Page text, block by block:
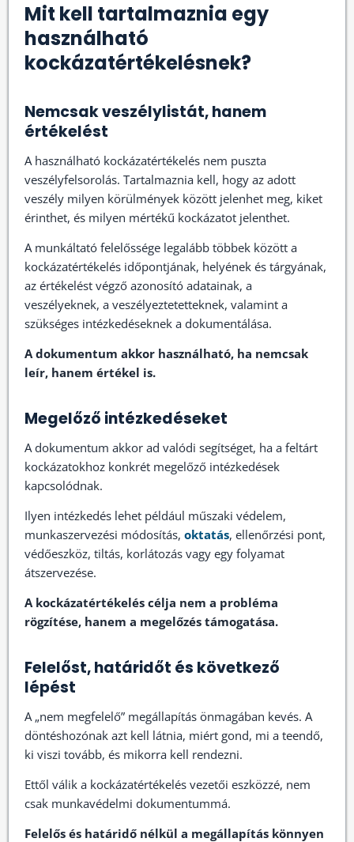
Mit kell tartalmaznia egy
használható
kockázatértékelésnek?
Nemcsak veszélylistát, hanem
értékelést
A használható kockázatértékelés nem puszta
veszélyfelsorolás. Tartalmaznia kell, hogy az adott
veszély milyen körülmények között jelenhet meg, kiket
érinthet, és milyen mértékű kockázatot jelenthet.
A munkáltató felelőssége legalább többek között a
kockázatértékelés időpontjának, helyének és tárgyának,
az értékelést végző azonosító adatainak, a
veszélyeknek, a veszélyeztetetteknek, valamint a
szükséges intézkedéseknek a dokumentálása.
A dokumentum akkor használható, ha nemcsak
leír, hanem értékel is.
Megelőző intézkedéseket
A dokumentum akkor ad valódi segítséget, ha a feltárt
kockázatokhoz konkrét megelőző intézkedések
kapcsolódnak.
Ilyen intézkedés lehet például műszaki védelem,
munkaszervezési módosítás, oktatás, ellenőrzési pont,
védőeszköz, tiltás, korlátozás vagy egy folyamat
átszervezése.
A kockázatértékelés célja nem a probléma
rögzítése, hanem a megelőzés támogatása.
Felelőst, határidőt és következő
lépést
A „nem megfelelő” megállapítás önmagában kevés. A
döntéshozónak azt kell látnia, miért gond, mi a teendő,
ki viszi tovább, és mikorra kell rendezni.
Ettől válik a kockázatértékelés vezetői eszközzé, nem
csak munkavédelmi dokumentummá.
Felelős és határidő nélkül a megállapítás könnyen